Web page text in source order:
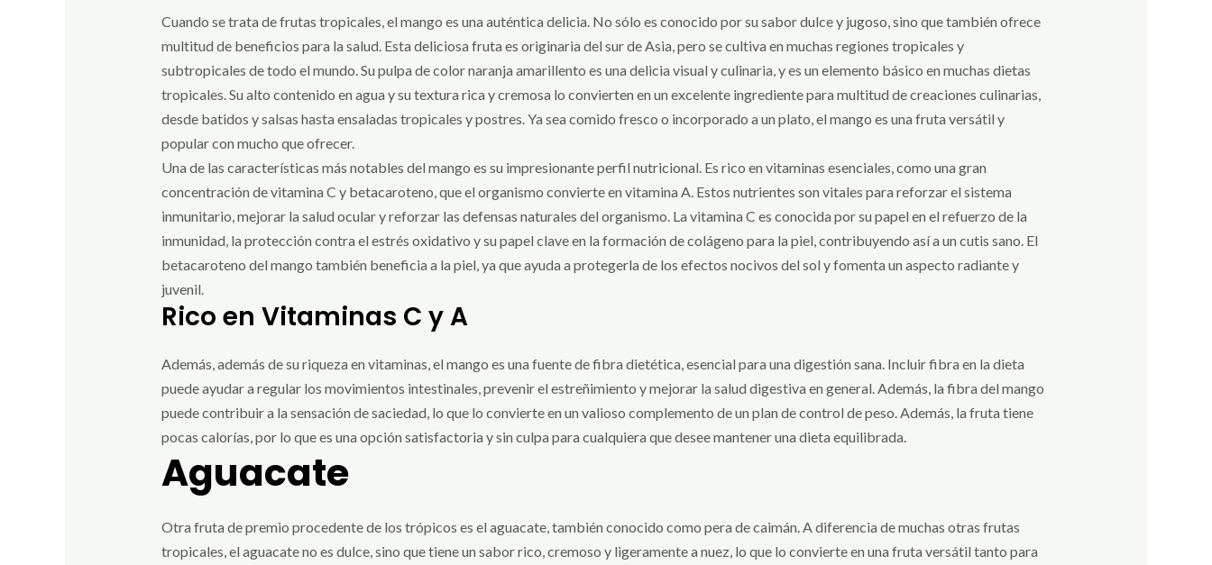
Cuando se trata de frutas tropicales, el mango es una auténtica delicia. No sólo es conocido por su sabor dulce y jugoso, sino que también ofrece
multitud de beneficios para la salud. Esta deliciosa fruta es originaria del sur de Asia, pero se cultiva en muchas regiones tropicales y
subtropicales de todo el mundo. Su pulpa de color naranja amarillento es una delicia visual y culinaria, y es un elemento básico en muchas dietas
tropicales. Su alto contenido en agua y su textura rica y cremosa lo convierten en un excelente ingrediente para multitud de creaciones culinarias,
desde batidos y salsas hasta ensaladas tropicales y postres. Ya sea comido fresco o incorporado a un plato, el mango es una fruta versátil y
popular con mucho que ofrecer.
Una de las características más notables del mango es su impresionante perfil nutricional. Es rico en vitaminas esenciales, como una gran
concentración de vitamina C y betacaroteno, que el organismo convierte en vitamina A. Estos nutrientes son vitales para reforzar el sistema
inmunitario, mejorar la salud ocular y reforzar las defensas naturales del organismo. La vitamina C es conocida por su papel en el refuerzo de la
inmunidad, la protección contra el estrés oxidativo y su papel clave en la formación de colágeno para la piel, contribuyendo así a un cutis sano. El
betacaroteno del mango también beneficia a la piel, ya que ayuda a protegerla de los efectos nocivos del sol y fomenta un aspecto radiante y
juvenil.
Rico en Vitaminas C y A
Además, además de su riqueza en vitaminas, el mango es una fuente de fibra dietética, esencial para una digestión sana. Incluir fibra en la dieta
puede ayudar a regular los movimientos intestinales, prevenir el estreñimiento y mejorar la salud digestiva en general. Además, la fibra del mango
puede contribuir a la sensación de saciedad, lo que lo convierte en un valioso complemento de un plan de control de peso. Además, la fruta tiene
pocas calorías, por lo que es una opción satisfactoria y sin culpa para cualquiera que desee mantener una dieta equilibrada.
Aguacate
Otra fruta de premio procedente de los trópicos es el aguacate, también conocido como pera de caimán. A diferencia de muchas otras frutas
tropicales, el aguacate no es dulce, sino que tiene un sabor rico, cremoso y ligeramente a nuez, lo que lo convierte en una fruta versátil tanto para